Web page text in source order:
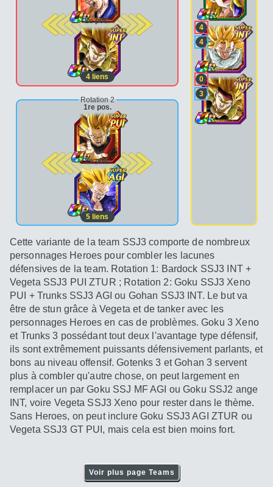
2e pos.
4 liens
Rotation 2
1re pos.
2e pos.
5 liens
4
4
0
3
Cette variante de la team SSJ3 comporte de nombreux
personnages Heroes pour combler les lacunes
défensives de la team. Rotation 1: Bardock SSJ3 INT +
Vegeta SSJ3 PUI ZTUR ; Rotation 2: Goku SSJ3 Xeno
PUI + Trunks SSJ3 AGI ou Gohan SSJ3 INT. Le but va
être de stun grâce à Vegeta et de tanker avec les
personnages Heroes en cas de problèmes. Goku 3 Xeno
et Trunks 3 possédant tout deux l'avantage type défensif,
ils sont extrêmement puissants défensivement parlants, et
bons au niveau offensif. Gotenks 3 et Gohan 3 servent
plus à combler qu'autre chose, on peut largement en
remplacer un par Goku SSJ MF AGI ou Goku SSJ2 ange
INT, voire Vegeta SSJ3 Xeno pour rester dans le thème.
Sans Heroes, on peut inclure Goku SSJ3 AGI ZTUR ou
Vegeta SSJ3 GT PUI, mais cela est bien moins fort.
Voir plus page Teams